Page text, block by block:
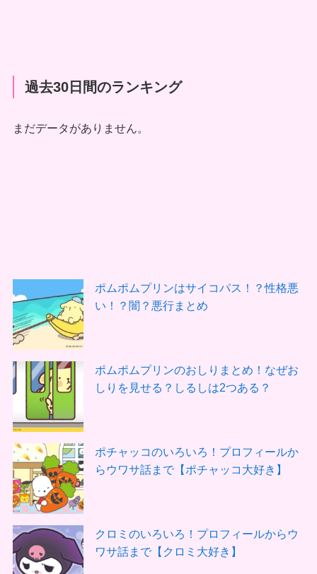
過去30日間のランキング
まだデータがありません。
ポムポムプリンはサイコパス！？性格悪
い！？闇？悪行まとめ
ポムポムプリンのおしりまとめ！なぜお
しりを見せる？しるしは2つある？
ポチャッコのいろいろ！プロフィールか
らウワサ話まで【ポチャッコ大好き】
クロミのいろいろ！プロフィールからウ
ワサ話まで【クロミ大好き】